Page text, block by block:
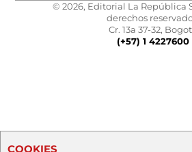
© 2026, Editorial La República
derechos
Cr. 13a 37-32,
(+57) 1 4227600
COOKIES